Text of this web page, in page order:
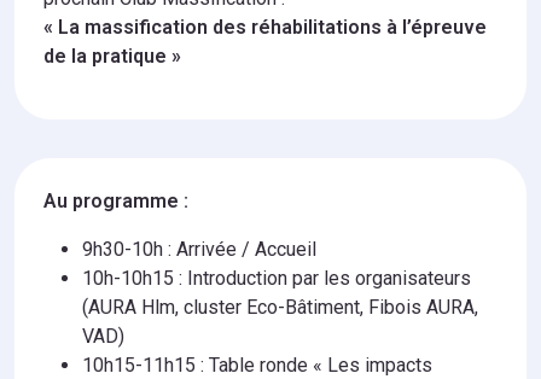
« La massification des réhabilitations à l’épreuve
de la pratique »
Au programme :
9h30-10h : Arrivée / Accueil
10h-10h15 : Introduction par les organisateurs
(AURA Hlm, cluster Eco-Bâtiment, Fibois AURA,
VAD)
10h15-11h15 : Table ronde « Les impacts